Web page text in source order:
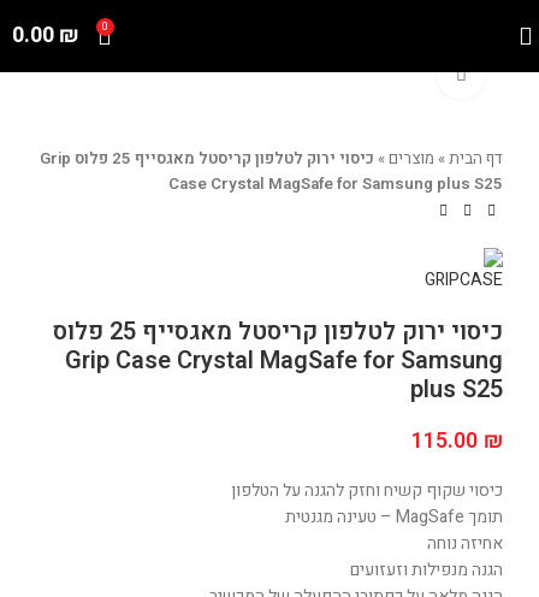
0
0.00₪
Click to enlarge
דף הבית» מוצרים»
כיסוי ירוק לטלפון קריסטל מאגסייף 25 פלוס Grip
Case Crystal MagSafe for Samsung plus S25
כיסוי ירוק לטלפון קריסטל מאגסייף 25 פלוס
Grip Case Crystal MagSafe for Samsung
plus S25
115.00 ₪
כיסוי שקוף קשיח וחזק להגנה על הטלפון
תומך MagSafe – טעינה מגנטית
אחיזה נוחה
הגנה מנפילות וזעזועים